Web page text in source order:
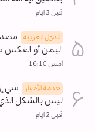
قبل 3 ايام
الدول العربیه
اليمن أو العكس
أمس 16:10
خدمة الأخبار
سي
ليس بالشكل الذي
قبل 2 ايام